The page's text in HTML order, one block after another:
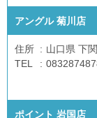
アングル 菊川店
住所
山口県 下
TEL
ポイント 岩国店